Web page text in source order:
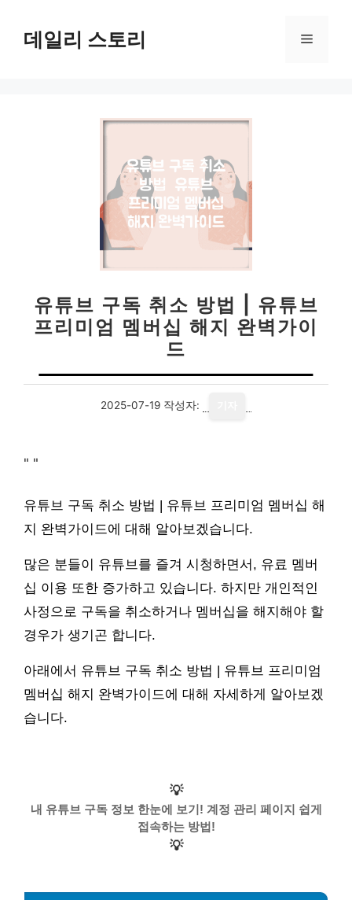
데일리 스토리 메
유튜브 구독 취소 방법 | 유튜브
프리미엄 멤버십 해지 완벽가이
드
2025-07-19 작성자:
" "
유튜브 구독 취소 방법 | 유튜브 프리미엄 멤버십 해
지 완벽가이드에 대해 알아보겠습니다.
많은 분들이 유튜브를 즐겨 시청하면서, 유료 멤버
십 이용 또한 증가하고 있습니다. 하지만 개인적인
사정으로 구독을 취소하거나 멤버십을 해지해야 할
경우가 생기곤 합니다.
아래에서 유튜브 구독 취소 방법 | 유튜브 프리미엄
멤버십 해지 완벽가이드에 대해 자세하게 알아보겠
습니다.
💡
내 유튜브 구독 정보 한눈에 보기! 계정 관리 페이지 쉽게
접속하는 방법!
💡